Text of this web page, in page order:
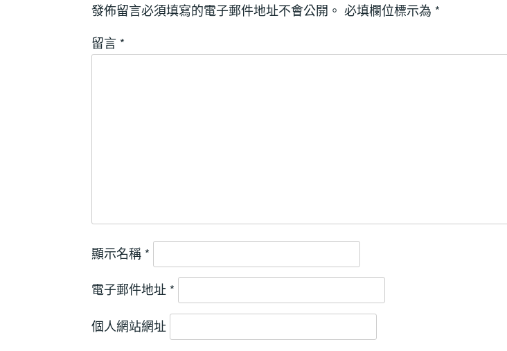
發佈留言必須填寫的電子郵件地址不會公開。 必填欄位標示為 *
留言 *
顯示名稱 *
電子郵件地址 *
個人網站網址